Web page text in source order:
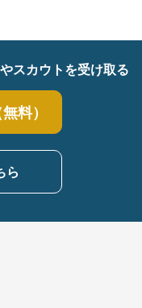
スカウトを受け取る
料）
ら